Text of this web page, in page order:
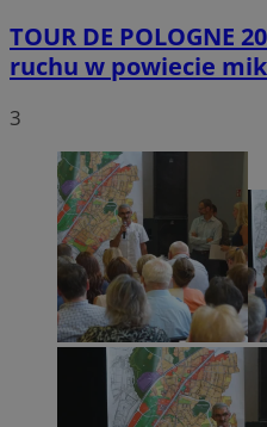
TOUR DE POLOGNE
ruchu w powiecie
3